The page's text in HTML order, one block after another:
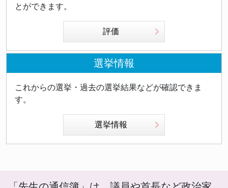
とができます。
評価
選挙情報
これからの選挙・過去の選挙結果などが確認できま
す。
選挙情報